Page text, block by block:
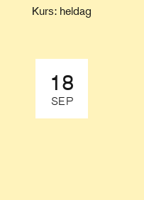
Kurs: heldag
18
SEP